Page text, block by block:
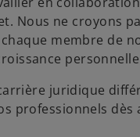
Nous ne croyons
membre de
juridique
professionnels